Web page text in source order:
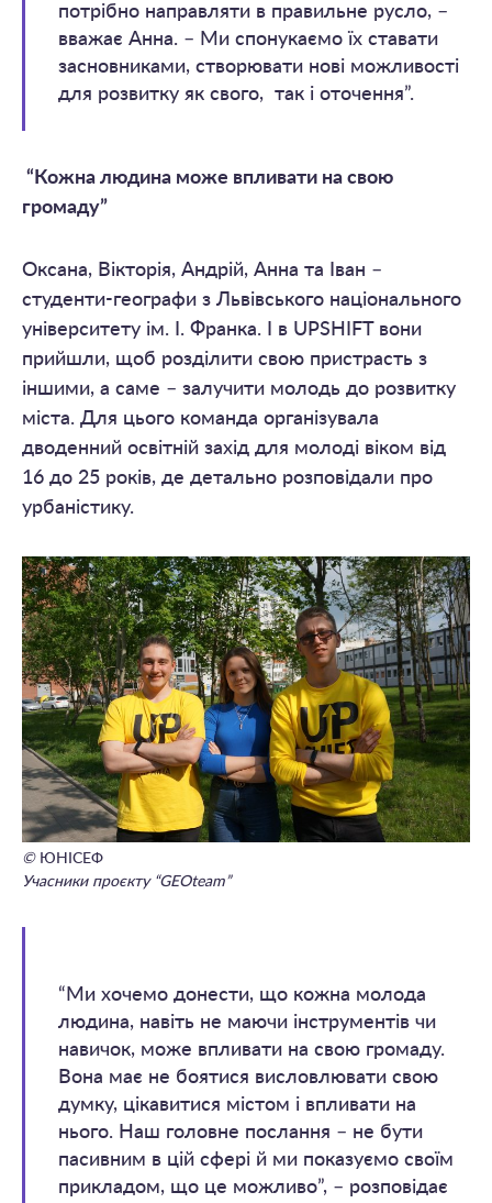
потрібно направляти в правильне русло, –
вважає Анна. – Ми спонукаємо їх ставати
засновниками, створювати нові можливості
для розвитку як свого, так і оточення”.
“Кожна людина може впливати на свою
громаду”
Оксана, Вікторія, Андрій, Анна та Іван –
студенти-географи з Львівського національного
університету ім. І. Франка. І в UPSHIFT вони
прийшли, щоб розділити свою пристрасть з
іншими, а саме – залучити молодь до розвитку
міста. Для цього команда організувала
дводенний освітній захід для молоді віком від
16 до 25 років, де детально розповідали про
урбаністику.
© ЮНІСЕФ
Учасники проєкту “GEOteam”
“Ми хочемо донести, що кожна молода
людина, навіть не маючи інструментів чи
навичок, може впливати на свою громаду.
Вона має не боятися висловлювати свою
думку, цікавитися містом і впливати на
нього. Наш головне послання – не бути
пасивним в цій сфері й ми показуємо своїм
прикладом, що це можливо”, – розповідає